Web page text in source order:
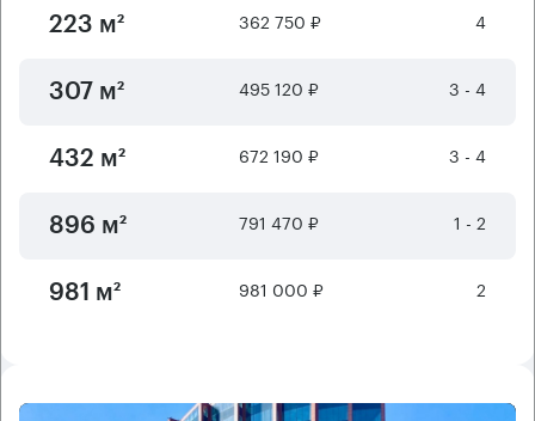
223 м² 362 750 ₽ 4
307 м² 495 120 ₽ 3 - 4
432 м² 672 190 ₽ 3 - 4
896 м² 791 470 ₽ 1 - 2
981 м² 981 000 ₽ 2